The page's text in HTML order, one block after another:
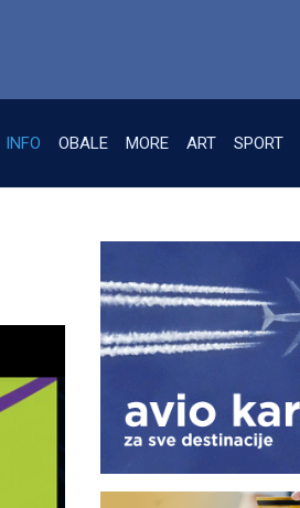
INFO OBALE MORE ART SPORT